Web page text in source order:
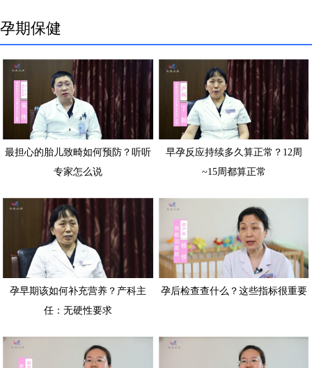
孕期保健
最担心的胎儿致畸如何预防？听听
专家怎么说
早孕反应持续多久算正常？12周
~15周都算正常
孕早期该如何补充营养？产科主
任：无硬性要求
孕后检查查什么？这些指标很重要